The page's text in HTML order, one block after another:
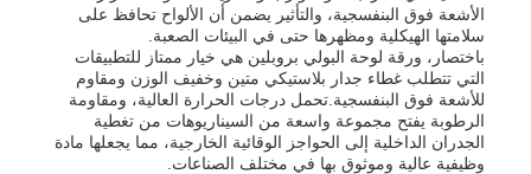
الأشعة فوق البنفسجية، والتأثير يضمن أن الألواح تحافظ على
سلامتها الهيكلية ومظهرها حتى في البيئات الصعبة.
باختصار، ورقة لوحة البولي بروبلين هي خيار ممتاز للتطبيقات
التي تتطلب غطاء جدار بلاستيكي متين وخفيف الوزن ومقاوم
للأشعة فوق البنفسجية.تحمل درجات الحرارة العالية، ومقاومة
الرطوبة يفتح مجموعة واسعة من السيناريوهات من تغطية
الجدران الداخلية إلى الحواجز الوقائية الخارجية، مما يجعلها مادة
وظيفية عالية وموثوق بها في مختلف الصناعات.